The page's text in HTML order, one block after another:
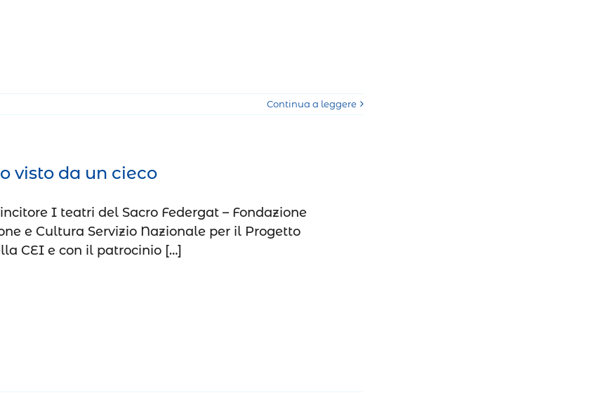
Continua a leggere
visto da un cieco
I teatri del Sacro Federgat – Fondazione
e Cultura Servizio Nazionale per il Progetto
CEI e con il patrocinio […]